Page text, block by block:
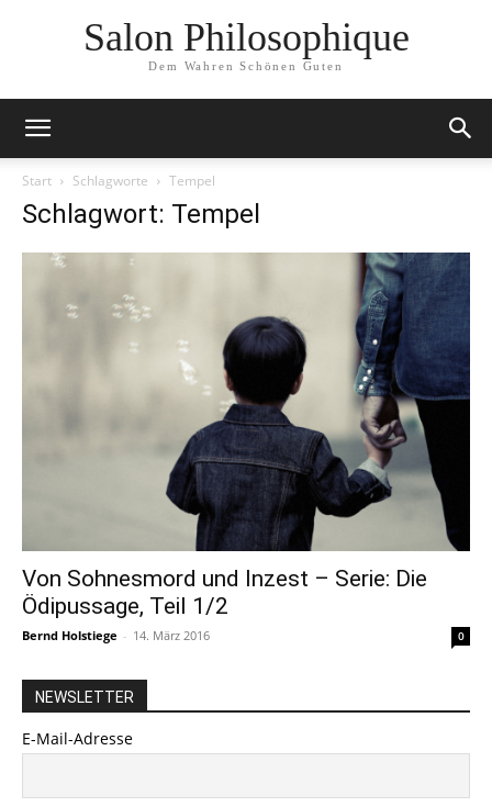
Salon Philosophique
Dem Wahren Schönen Guten
Start Schlagworte Tempel
Schlagwort: Tempel
Von Sohnesmord und Inzest – Serie: Die
Ödipussage, Teil 1/2
Bernd Holstiege - 14. März 2016 0
NEWSLETTER
E-Mail-Adresse